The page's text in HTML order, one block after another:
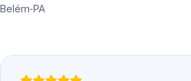
Belém‑PA